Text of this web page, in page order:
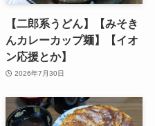
【二郎系うどん】【みそき
んカレーカップ麺】【イオ
ン応援とか】
2026年7月30日